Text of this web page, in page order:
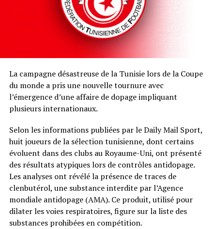
La campagne désastreuse de la Tunisie lors de la Coupe
du monde a pris une nouvelle tournure avec
l’émergence d’une affaire de dopage impliquant
plusieurs internationaux.
Selon les informations publiées par le Daily Mail Sport,
huit joueurs de la sélection tunisienne, dont certains
évoluent dans des clubs au Royaume-Uni, ont présenté
des résultats atypiques lors de contrôles antidopage.
Les analyses ont révélé la présence de traces de
clenbutérol, une substance interdite par l’Agence
mondiale antidopage (AMA). Ce produit, utilisé pour
dilater les voies respiratoires, figure sur la liste des
substances prohibées en compétition.